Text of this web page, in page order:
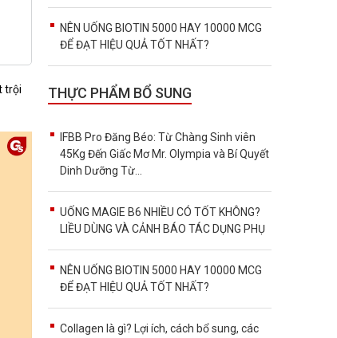
trội
NÊN UỐNG BIOTIN 5000 HAY 10000 MCG
ĐỂ ĐẠT HIỆU QUẢ TỐT NHẤT?
THỰC PHẨM BỔ SUNG
IFBB Pro Đăng Béo: Từ Chàng Sinh viên
45Kg Đến Giấc Mơ Mr. Olympia và Bí Quyết
Dinh Dưỡng Từ...
UỐNG MAGIE B6 NHIỀU CÓ TỐT KHÔNG?
LIỀU DÙNG VÀ CẢNH BÁO TÁC DỤNG PHỤ
NÊN UỐNG BIOTIN 5000 HAY 10000 MCG
ĐỂ ĐẠT HIỆU QUẢ TỐT NHẤT?
Collagen là gì? Lợi ích, cách bổ sung, các